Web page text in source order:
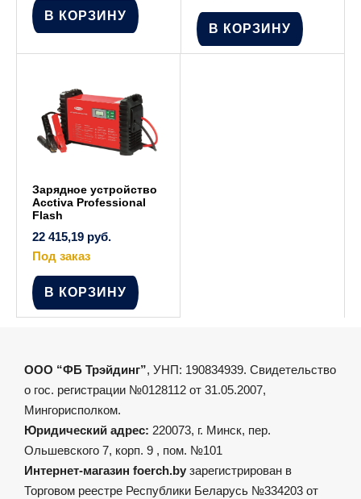
В КОРЗИНУ
В КОРЗИНУ
Зарядное устройство
Acctiva Professional
Flash
22 415,19 руб.
Под заказ
В КОРЗИНУ
ООО “ФБ Трэйдинг”, УНП: 190834939. Свидетельство
о гос. регистрации №0128112 от 31.05.2007,
Мингорисполком.
Юридический адрес: 220073, г. Минск, пер.
Ольшевского 7, корп. 9 , пом. №101
Интернет-магазин foerch.by зарегистрирован в
Торговом реестре Республики Беларусь №334203 от